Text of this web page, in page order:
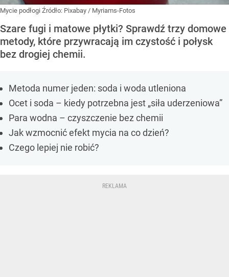
Mycie podłogi Źródło: Pixabay / Myriams-Fotos
Szare fugi i matowe płytki? Sprawdź trzy domowe
metody, które przywracają im czystość i połysk
bez drogiej chemii.
Metoda numer jeden: soda i woda utleniona
Ocet i soda – kiedy potrzebna jest „siła uderzeniowa”
Para wodna – czyszczenie bez chemii
Jak wzmocnić efekt mycia na co dzień?
Czego lepiej nie robić?